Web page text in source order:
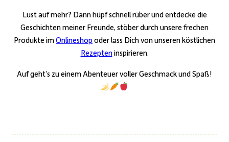
Lust auf mehr? Dann hüpf schnell rüber und entdecke die
Geschichten meiner Freunde, stöber durch unsere frechen
Produkte imOnlineshop oder lass Dich von unseren köstlichen
Rezepteninspirieren.
Auf geht’s zu einem Abenteuer voller Geschmack und Spaß!